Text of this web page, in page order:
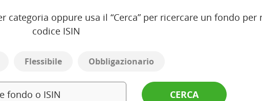
oppure usa il “Cerca” per ricercare un fondo per
codice ISIN
Flessibile Obbligazionario
CERCA